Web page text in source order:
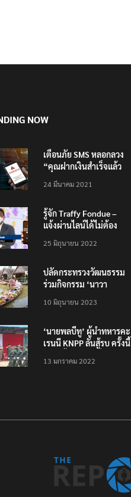
NOW
เตือนภัย SMS หลอกลวง
“คุณฝากเงินสำเร็จแล้ว
200,000 บาท”
24 มีนาคม 2021
รู้จัก Traffy Fondue –
แจ้งผ่านไลน์ได้ไม่ต้อง
ทั่วไทย ไม่ใช่แค่ในกรุง
25 มิถุนายน 2022
ปลัดกระทรวงวัฒนธรรม
ร่วมกิจกรรม ‘นาวา
ตักบาตรทางน้ำ
10 มิถุนายน 2023
‘นายพลบีทู’ ผู้นำทหารคะ
เรนนี KNPP ลั่นสู้รบ ครั้งนี้
ประชาชนต้องชนะ
13 มกราคม 2022